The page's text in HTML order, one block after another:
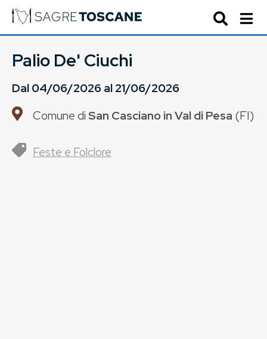
Palio De' Ciuchi
Dal04/06/2026al21/06/2026
Comune diSan Casciano in Val di Pesa (FI)
Feste e Folclore